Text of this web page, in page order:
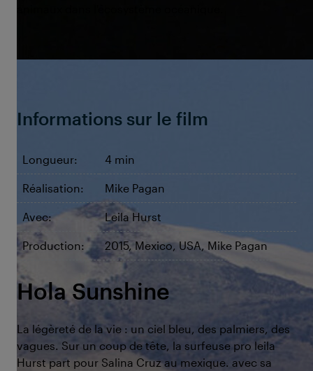
Hola Sunshine
La légèreté de la vie : un ciel bleu, des palmiers, des
vagues. Sur un coup de tête, la surfeuse pro leila
Hurst part pour Salina Cruz au mexique. avec sa
Informations sur le film
Longueur: 4 min
Réalisation: Mike Pagan
Avec: Leila Hurst
Production: 2015, Mexico, USA, Mike Pagan